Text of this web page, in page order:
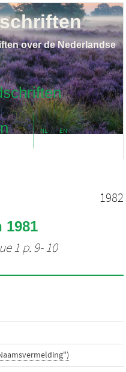
NL EN
over de Nederlandse
1982
1981
1 p. 9- 10